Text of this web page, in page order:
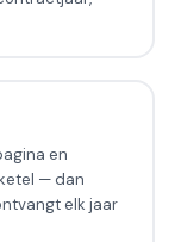
en
— dan
elk jaar